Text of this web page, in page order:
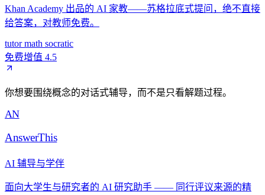
Khan Academy 出品的 AI 家教——苏格拉底式提问，绝不直接
给答案，对教师免费。
tutormath socratic
免费增值 4.5
你想要围绕概念的对话式辅导，而不是只看解题过程。
AN
AnswerThis
AI 辅导与学伴
面向大学生与研究者的 AI 研究助手 —— 同行评议来源的精